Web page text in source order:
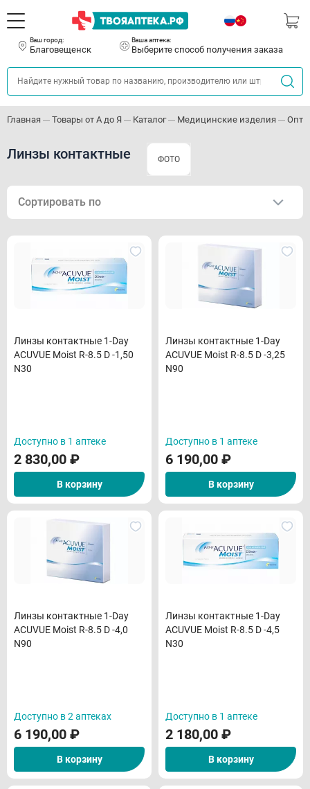
Ваш город:
Благовещенск
Ваша аптека:
Выберите способ получения заказа
Главная Товары от А до Я Каталог Медицинские изделия
Линзы контактные ФОТО
Сортировать по
Линзы контактные 1-Day
ACUVUE Moist R-8.5 D -1,50
N30
Доступно в 1 аптеке
2 830,00 ₽
В корзину
Линзы контактные 1-Day
ACUVUE Moist R-8.5 D -3,25
N90
Доступно в 1 аптеке
6 190,00 ₽
В корзину
Линзы контактные 1-Day
ACUVUE Moist R-8.5 D -4,0
N90
Доступно в 2 аптеках
6 190,00 ₽
В корзину
Линзы контактные 1-Day
ACUVUE Moist R-8.5 D -4,5
N30
Доступно в 1 аптеке
2 180,00 ₽
В корзину